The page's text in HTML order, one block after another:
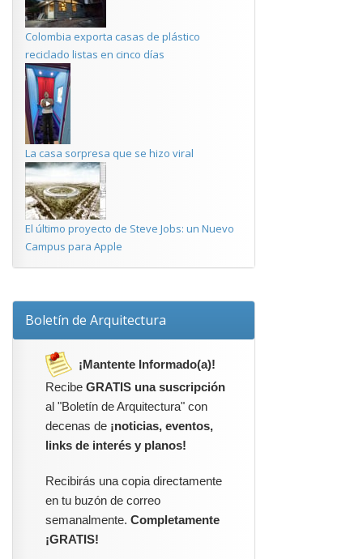
Colombia exporta casas de plástico
reciclado listas en cinco días
La casa sorpresa que se hizo viral
El último proyecto de Steve Jobs: un Nuevo
Campus para Apple
Boletín de Arquitectura
¡Mantente Informado(a)!
Recibe GRATIS una suscripción
al "Boletín de Arquitectura" con
decenas de ¡noticias, eventos,
links de interés y planos!
Recibirás una copia directamente
en tu buzón de correo
semanalmente. Completamente
¡GRATIS!